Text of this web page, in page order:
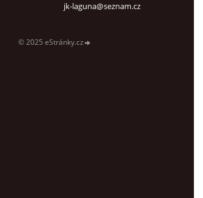
jk-laguna@seznam.cz
© 2025 eStránky.cz